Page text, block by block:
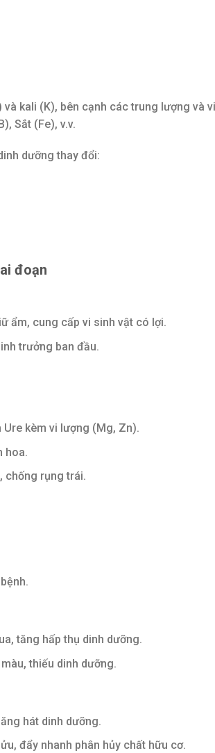
kali (K), bên cạnh các trung lượng và vi
Sắt (Fe), v.v.
dưỡng thay đổi:
đoạn
ẩm, cung cấp vi sinh vật có lợi.
trưởng ban đầu.
kèm vi lượng (Mg, Zn).
hoa.
chống rụng trái.
tăng hấp thụ dinh dưỡng.
thiếu dinh dưỡng.
hát dinh dưỡng.
đẩy nhanh phân hủy chất hữu cơ.